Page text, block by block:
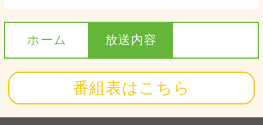
ホーム 放送内容
番組表はこちら